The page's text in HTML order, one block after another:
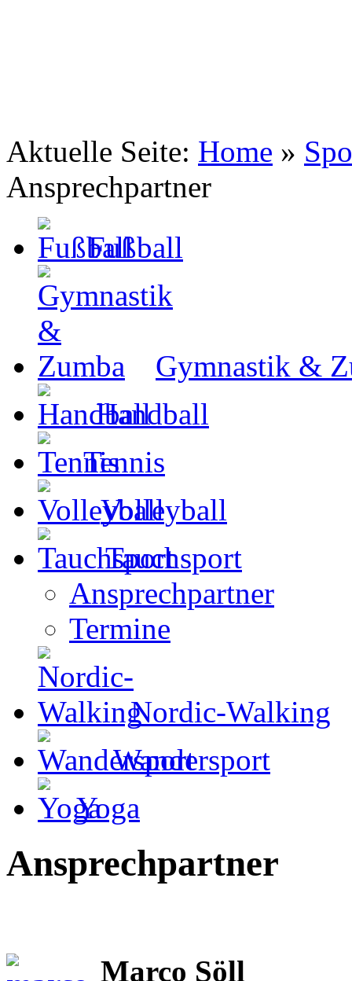
Aktuelle Seite: Home »
Ansprechpartner
Fußball
Gymnastik &
Handball
Tennis
Volleyball
Tauchsport
Ansprechpartner
Termine
Nordic-Walking
Wandersport
Yoga
Ansprechpartner
Marco Söll